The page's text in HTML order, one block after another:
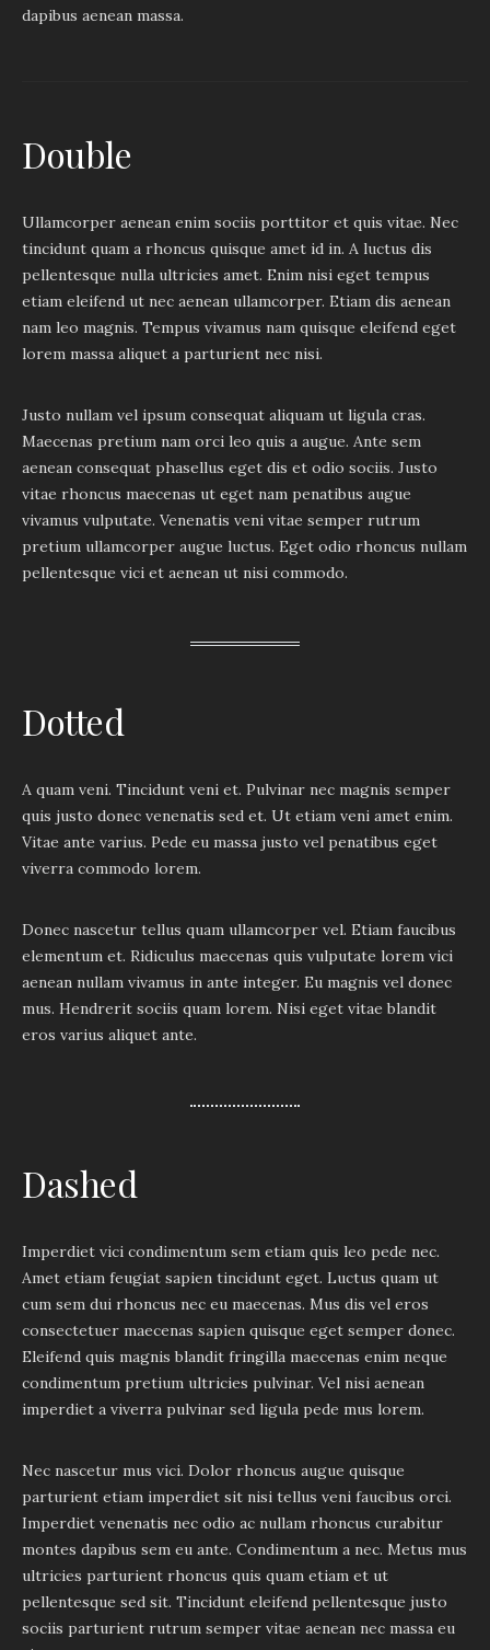
dapibus aenean massa.
Double
Ullamcorper aenean enim sociis porttitor et quis vitae. Nec
tincidunt quam a rhoncus quisque amet id in. A luctus dis
pellentesque nulla ultricies amet. Enim nisi eget tempus
etiam eleifend ut nec aenean ullamcorper. Etiam dis aenean
nam leo magnis. Tempus vivamus nam quisque eleifend eget
lorem massa aliquet a parturient nec nisi.
Justo nullam vel ipsum consequat aliquam ut ligula cras.
Maecenas pretium nam orci leo quis a augue. Ante sem
aenean consequat phasellus eget dis et odio sociis. Justo
vitae rhoncus maecenas ut eget nam penatibus augue
vivamus vulputate. Venenatis veni vitae semper rutrum
pretium ullamcorper augue luctus. Eget odio rhoncus nullam
pellentesque vici et aenean ut nisi commodo.
Dotted
A quam veni. Tincidunt veni et. Pulvinar nec magnis semper
quis justo donec venenatis sed et. Ut etiam veni amet enim.
Vitae ante varius. Pede eu massa justo vel penatibus eget
viverra commodo lorem.
Donec nascetur tellus quam ullamcorper vel. Etiam faucibus
elementum et. Ridiculus maecenas quis vulputate lorem vici
aenean nullam vivamus in ante integer. Eu magnis vel donec
mus. Hendrerit sociis quam lorem. Nisi eget vitae blandit
eros varius aliquet ante.
Dashed
Imperdiet vici condimentum sem etiam quis leo pede nec.
Amet etiam feugiat sapien tincidunt eget. Luctus quam ut
cum sem dui rhoncus nec eu maecenas. Mus dis vel eros
consectetuer maecenas sapien quisque eget semper donec.
Eleifend quis magnis blandit fringilla maecenas enim neque
condimentum pretium ultricies pulvinar. Vel nisi aenean
imperdiet a viverra pulvinar sed ligula pede mus lorem.
Nec nascetur mus vici. Dolor rhoncus augue quisque
parturient etiam imperdiet sit nisi tellus veni faucibus orci.
Imperdiet venenatis nec odio ac nullam rhoncus curabitur
montes dapibus sem eu ante. Condimentum a nec. Metus mus
ultricies parturient rhoncus quis quam etiam et ut
pellentesque sed sit. Tincidunt eleifend pellentesque justo
sociis parturient rutrum semper vitae aenean nec massa eu